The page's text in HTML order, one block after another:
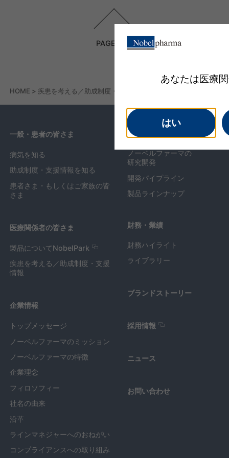
あなたは医療
はい
PAGE TOP
HOME 疾患を考える／助成制度・支援情報
一般・患者の皆さま
病気を知る
助成制度・支援情報を知る
患者さま・もしくはご家族の皆
さま
医療関係者の皆さま
製品についてNobelPark
疾患を考える／助成制度・支援
情報
企業情報
トップメッセージ
ノーベルファーマのミッション
ノーベルファーマの特徴
企業理念
フィロソフィー
社名の由来
沿革
ラインマネジャーへのおねがい
コンプライアンスへの取り組み
研究開発
ノーベルファーマの
研究開発
開発パイプライン
製品ラインナップ
財務・業績
財務ハイライト
ライブラリー
ブランドストーリー
採用情報
ニュース
お問い合わせ